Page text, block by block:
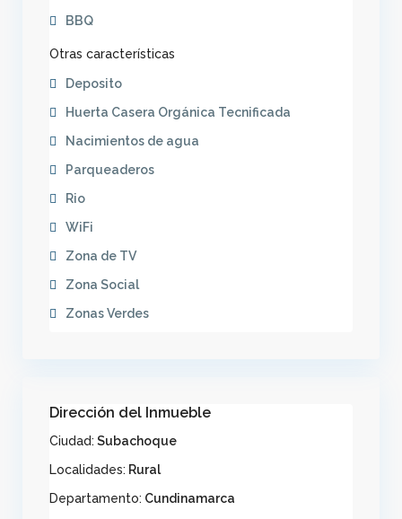
BBQ
Otras características
Deposito
Huerta Casera Orgánica Tecnificada
Nacimientos de agua
Parqueaderos
Rio
WiFi
Zona de TV
Zona Social
Zonas Verdes
Dirección del Inmueble
Ciudad: Subachoque
Localidades: Rural
Departamento: Cundinamarca